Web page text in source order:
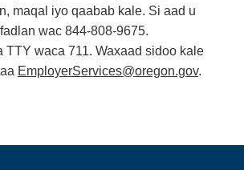
maqal iyo qaabab kale. Si aad u
wac 844-808-9675.
TTY waca 711. Waxaad sidoo kale
EmployerServices@oregon.gov.